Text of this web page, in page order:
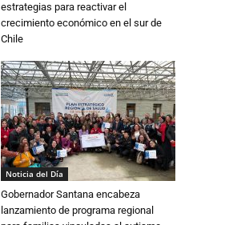
estrategias para reactivar el
crecimiento económico en el sur de
Chile
Noticia del Día
Gobernador Santana encabeza
lanzamiento de programa regional